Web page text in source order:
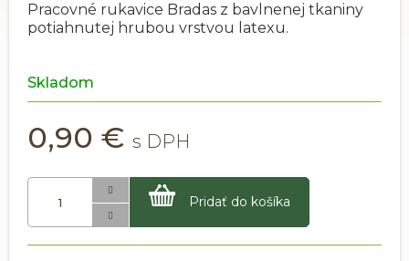
Skladom
0,90 €
Pridať do košíka
Pracovné rukavice Bradas z bavlnenej tkaniny
potiahnutej hrubou vrstvou latexu.